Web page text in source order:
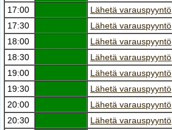
17:00
Lähetä varauspyyntö
17:30
Lähetä varauspyyntö
18:00
Lähetä varauspyyntö
18:30
Lähetä varauspyyntö
19:00
Lähetä varauspyyntö
19:30
Lähetä varauspyyntö
20:00
Lähetä varauspyyntö
20:30
Lähetä varauspyyntö